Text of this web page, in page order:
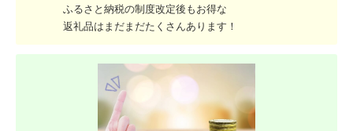
ふるさと納税の制度改定後もお得な
返礼品はまだまだたくさんあります！